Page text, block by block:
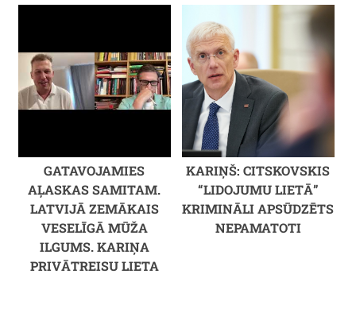
GATAVOJAMIES
AĻASKAS SAMITAM.
LATVIJĀ ZEMĀKAIS
VESELĪGĀ MŪŽA
ILGUMS. KARIŅA
PRIVĀTREISU LIETA
KARIŅŠ: CITSKOVSKIS
“LIDOJUMU LIETĀ”
KRIMINĀLI APSŪDZĒTS
NEPAMATOTI